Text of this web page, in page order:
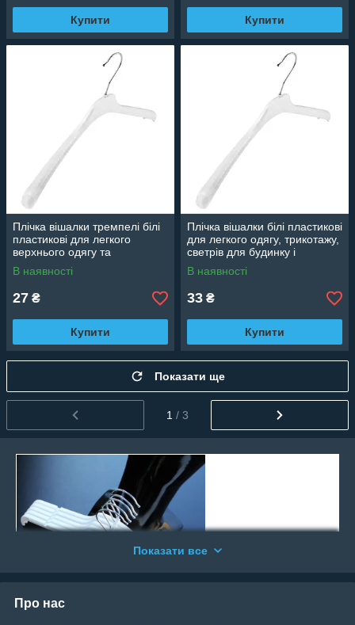
Купити Купити
Плічка вішалки тремпелі білі
пластикові для легкого
верхнього одягу та
трикотажу, 42 см
В наявності
27 ₴
Купити
Плічка вішалки білі пластикові
для легкого одягу, трикотажу,
светрів для будинку і
магазину, 46 см
В наявності
33 ₴
Купити
Показати ще
1 / 3
Показати все
Про нас